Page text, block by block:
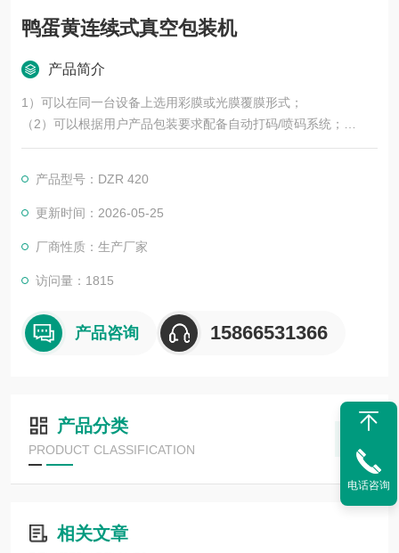
鸭蛋黄连续式真空包装机
产品简介
1）可以在同一台设备上选用彩膜或光膜覆膜形式；
（2）可以根据用户产品包装要求配备自动打码/喷码系统；
（3）根据用户产品包装要求在抽真空的基础上，可以充N2、0
方便调节；
鸭蛋黄连续式真空包装机
产品型号：DZR 420
更新时间：2026-05-25
厂商性质：生产厂家
访问量：1815
产品咨询 15866531366
产品分类
PRODUCT CLASSIFICATION
相关文章
电话咨询